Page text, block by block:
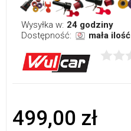
Wysyłka w: 24 godziny
Dostępność:
mała ilość
499,00 zł